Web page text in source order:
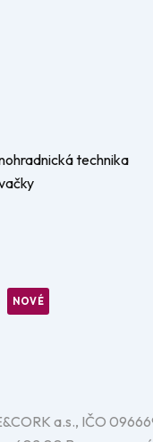
technika
a.s., IČO